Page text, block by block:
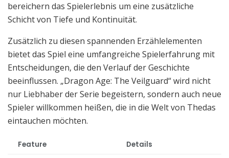
bereichern das Spielerlebnis um eine zusätzliche
Schicht von Tiefe und Kontinuität.
Zusätzlich zu diesen spannenden Erzählelementen
bietet das Spiel eine umfangreiche Spielerfahrung mit
Entscheidungen, die den Verlauf der Geschichte
beeinflussen. „Dragon Age: The Veilguard“ wird nicht
nur Liebhaber der Serie begeistern, sondern auch neue
Spieler willkommen heißen, die in die Welt von Thedas
eintauchen möchten.
Feature
Details